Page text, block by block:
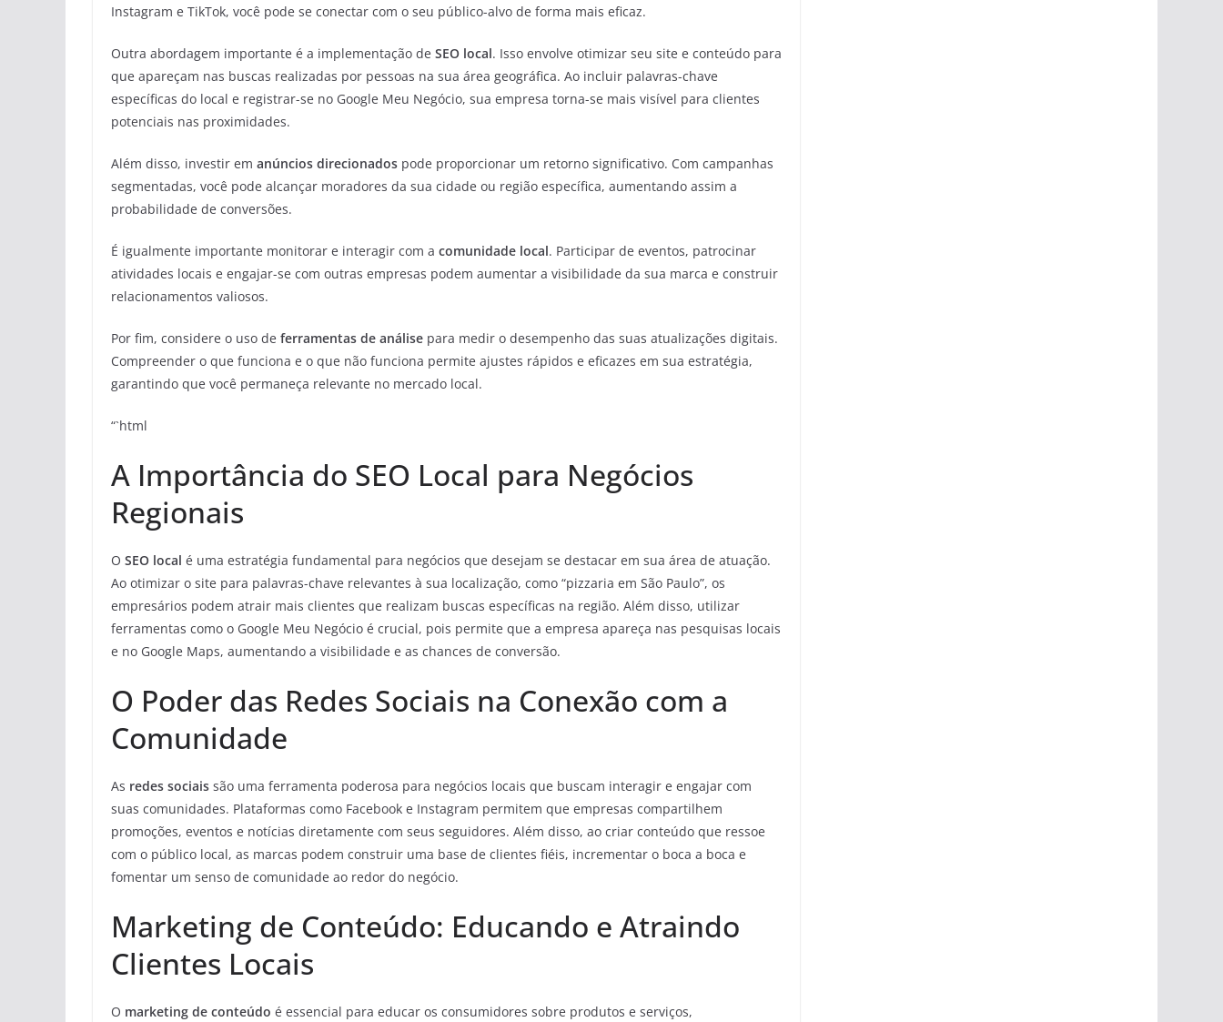
Instagram e TikTok, você pode se conectar com o seu público-alvo de forma mais eficaz.
Outra abordagem importante é a implementação de SEO local. Isso envolve otimizar seu site e conteúdo para
que apareçam nas buscas realizadas por pessoas na sua área geográfica. Ao incluir palavras-chave
específicas do local e registrar-se no Google Meu Negócio, sua empresa torna-se mais visível para clientes
potenciais nas proximidades.
Além disso, investir em anúncios direcionados pode proporcionar um retorno significativo. Com campanhas
segmentadas, você pode alcançar moradores da sua cidade ou região específica, aumentando assim a
probabilidade de conversões.
É igualmente importante monitorar e interagir com a comunidade local. Participar de eventos, patrocinar
atividades locais e engajar-se com outras empresas podem aumentar a visibilidade da sua marca e construir
relacionamentos valiosos.
Por fim, considere o uso de ferramentas de análise para medir o desempenho das suas atualizações digitais.
Compreender o que funciona e o que não funciona permite ajustes rápidos e eficazes em sua estratégia,
garantindo que você permaneça relevante no mercado local.
“`html
A Importância do SEO Local para Negócios
Regionais
O SEO local é uma estratégia fundamental para negócios que desejam se destacar em sua área de atuação.
Ao otimizar o site para palavras-chave relevantes à sua localização, como “pizzaria em São Paulo”, os
empresários podem atrair mais clientes que realizam buscas específicas na região. Além disso, utilizar
ferramentas como o Google Meu Negócio é crucial, pois permite que a empresa apareça nas pesquisas locais
e no Google Maps, aumentando a visibilidade e as chances de conversão.
O Poder das Redes Sociais na Conexão com a
Comunidade
As redes sociais são uma ferramenta poderosa para negócios locais que buscam interagir e engajar com
suas comunidades. Plataformas como Facebook e Instagram permitem que empresas compartilhem
promoções, eventos e notícias diretamente com seus seguidores. Além disso, ao criar conteúdo que ressoe
com o público local, as marcas podem construir uma base de clientes fiéis, incrementar o boca a boca e
fomentar um senso de comunidade ao redor do negócio.
Marketing de Conteúdo: Educando e Atraindo
Clientes Locais
O marketing de conteúdo é essencial para educar os consumidores sobre produtos e serviços,